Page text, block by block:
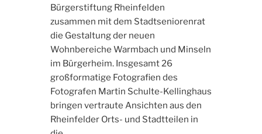
Bürgerstiftung Rheinfelden
zusammen mit dem Stadtseniorenrat
die Gestaltung der neuen
Wohnbereiche Warmbach und Minseln
im Bürgerheim. Insgesamt 26
großformatige Fotografien des
Fotografen Martin Schulte-Kellinghaus
bringen vertraute Ansichten aus den
Rheinfelder Orts- und Stadtteilen in